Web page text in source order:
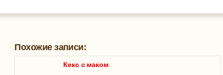
Похожие записи:
Кекс с маком